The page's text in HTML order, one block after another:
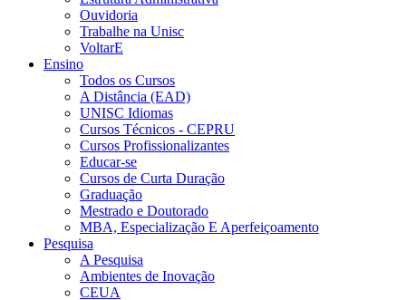
Ouvidoria
Trabalhe na Unisc
VoltarE
Ensino
Todos os Cursos
A Distância (EAD)
UNISC Idiomas
Cursos Técnicos - CEPRU
Cursos Profissionalizantes
Educar-se
Cursos de Curta Duração
Graduação
Mestrado e Doutorado
MBA, Especialização E Aperfeiçoamento
Pesquisa
A Pesquisa
Ambientes de Inovação
CEUA